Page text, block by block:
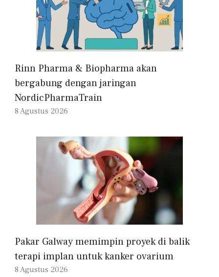
Rinn Pharma & Biopharma akan
bergabung dengan jaringan
NordicPharmaTrain
8 Agustus 2026
Pakar Galway memimpin proyek di balik
terapi implan untuk kanker ovarium
8 Agustus 2026